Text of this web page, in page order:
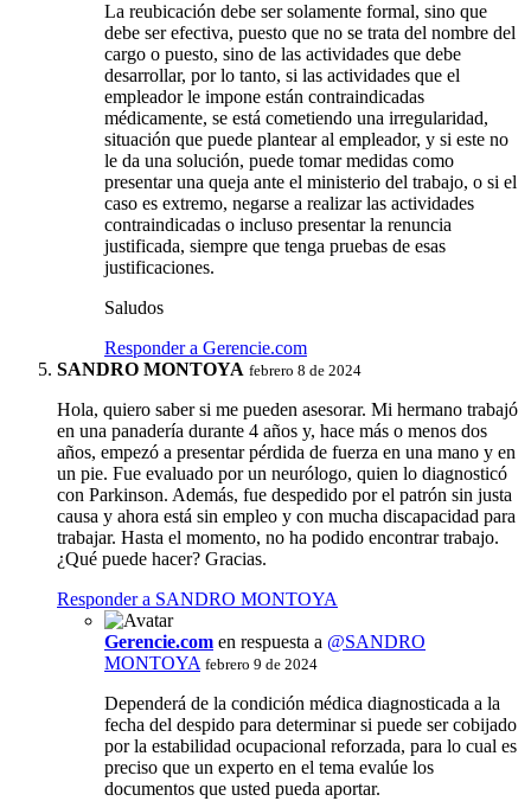
La reubicación debe ser solamente formal, sino que
debe ser efectiva, puesto que no se trata del nombre del
cargo o puesto, sino de las actividades que debe
desarrollar, por lo tanto, si las actividades que el
empleador le impone están contraindicadas
médicamente, se está cometiendo una irregularidad,
situación que puede plantear al empleador, y si este no
le da una solución, puede tomar medidas como
presentar una queja ante el ministerio del trabajo, o si el
caso es extremo, negarse a realizar las actividades
contraindicadas o incluso presentar la renuncia
justificada, siempre que tenga pruebas de esas
justificaciones.
Saludos
Responder a Gerencie.com
SANDRO MONTOYA febrero 8 de 2024
Hola, quiero saber si me pueden asesorar. Mi hermano trabajó
en una panadería durante 4 años y, hace más o menos dos
años, empezó a presentar pérdida de fuerza en una mano y en
un pie. Fue evaluado por un neurólogo, quien lo diagnosticó
con Parkinson. Además, fue despedido por el patrón sin justa
causa y ahora está sin empleo y con mucha discapacidad para
trabajar. Hasta el momento, no ha podido encontrar trabajo.
¿Qué puede hacer? Gracias.
Responder a SANDRO MONTOYA
Gerencie.com en respuesta a @SANDRO
MONTOYA febrero 9 de 2024
Dependerá de la condición médica diagnosticada a la
fecha del despido para determinar si puede ser cobijado
por la estabilidad ocupacional reforzada, para lo cual es
preciso que un experto en el tema evalúe los
documentos que usted pueda aportar.